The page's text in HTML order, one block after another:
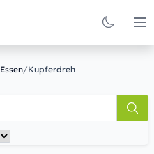
Essen/Kupferdreh